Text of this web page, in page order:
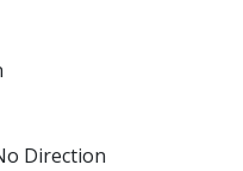
Direction